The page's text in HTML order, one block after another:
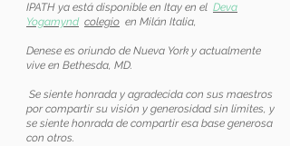
IPATH ya está disponible en Itay en el Deva
Yogamynd colegio en Milán Italia,
Denese es oriundo de Nueva York y actualmente
vive en Bethesda, MD.
Se siente honrada y agradecida con sus maestros
por compartir su visión y generosidad sin límites, y
se siente honrada de compartir esa base generosa
con otros.